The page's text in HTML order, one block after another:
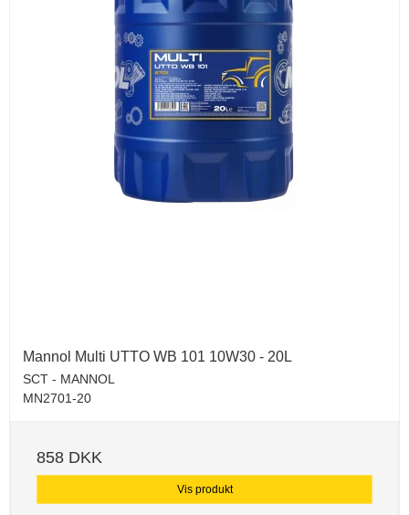
Mannol Multi UTTO WB 101 10W30 - 20L
SCT - MANNOL
MN2701-20
858 DKK
Vis produkt